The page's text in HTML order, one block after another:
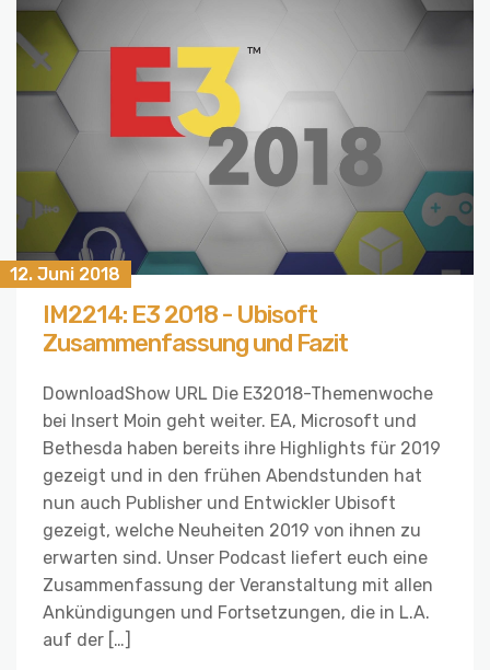
12. Juni 2018
IM2214: E3 2018 - Ubisoft
Zusammenfassung und Fazit
DownloadShow URL Die E32018-Themenwoche
bei Insert Moin geht weiter. EA, Microsoft und
Bethesda haben bereits ihre Highlights für 2019
gezeigt und in den frühen Abendstunden hat
nun auch Publisher und Entwickler Ubisoft
gezeigt, welche Neuheiten 2019 von ihnen zu
erwarten sind. Unser Podcast liefert euch eine
Zusammenfassung der Veranstaltung mit allen
Ankündigungen und Fortsetzungen, die in L.A.
auf der […]